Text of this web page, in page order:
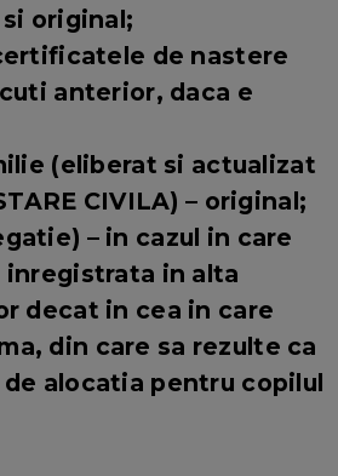
original;
de nastere
anterior, daca e
(eliberat si actualizat
CIVILA) – original;
– in cazul in care
in alta
decat in cea in care
din care sa rezulte ca
alocatia pentru copilul